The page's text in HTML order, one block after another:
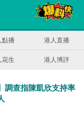
點播 港人直播
花生 港人博評
調查指陳凱欣支持率